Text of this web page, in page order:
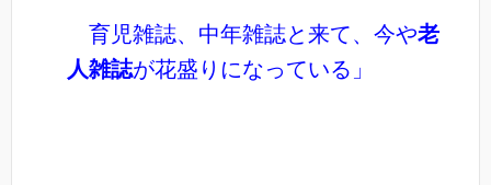
育児雑誌、中年雑誌と来て、今や老
人雑誌が花盛りになっている」